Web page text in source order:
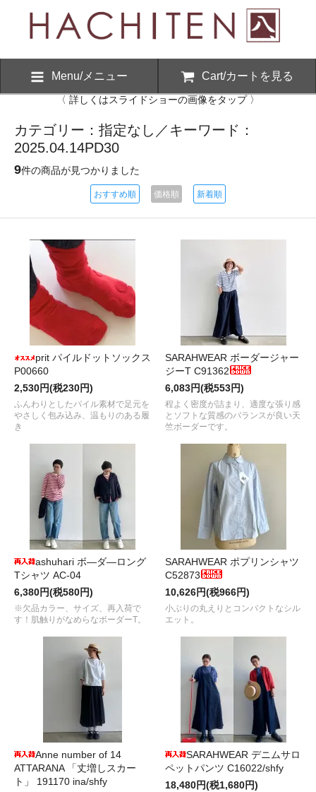
Menu/メニュー Cart/カートを見る
〈 詳しくはスライドショーの画像をタップ 〉
カテゴリー：指定なし／キーワード：
2025.04.14PD30
9件の商品が見つかりました
おすすめ順 価格順 新着順
prit パイルドットソックス
P00660
2,530円(税230円)
ふんわりとしたパイル素材で足元を
やさしく包み込み、温もりのある履
き
SARAHWEAR ボーダージャー
ジーT C91362
6,083円(税553円)
程よく密度が詰まり、適度な張り感
とソフトな質感のバランスが良い天
竺ボーダーです。
ashuhari ボ―ダ―ロング
Tシャツ AC-04
6,380円(税580円)
※欠品カラー、サイズ、再入荷で
す！肌触りがなめらなボーダーT。
SARAHWEAR ポプリンシャツ
C52873
10,626円(税966円)
小ぶりの丸えりとコンパクトなシル
エット。
Anne number of 14
ATTARANA 「丈増しスカー
ト」 191170 ina/shfy
SARAHWEAR デニムサロ
ペットパンツ C16022/shfy
18,480円(税1,680円)